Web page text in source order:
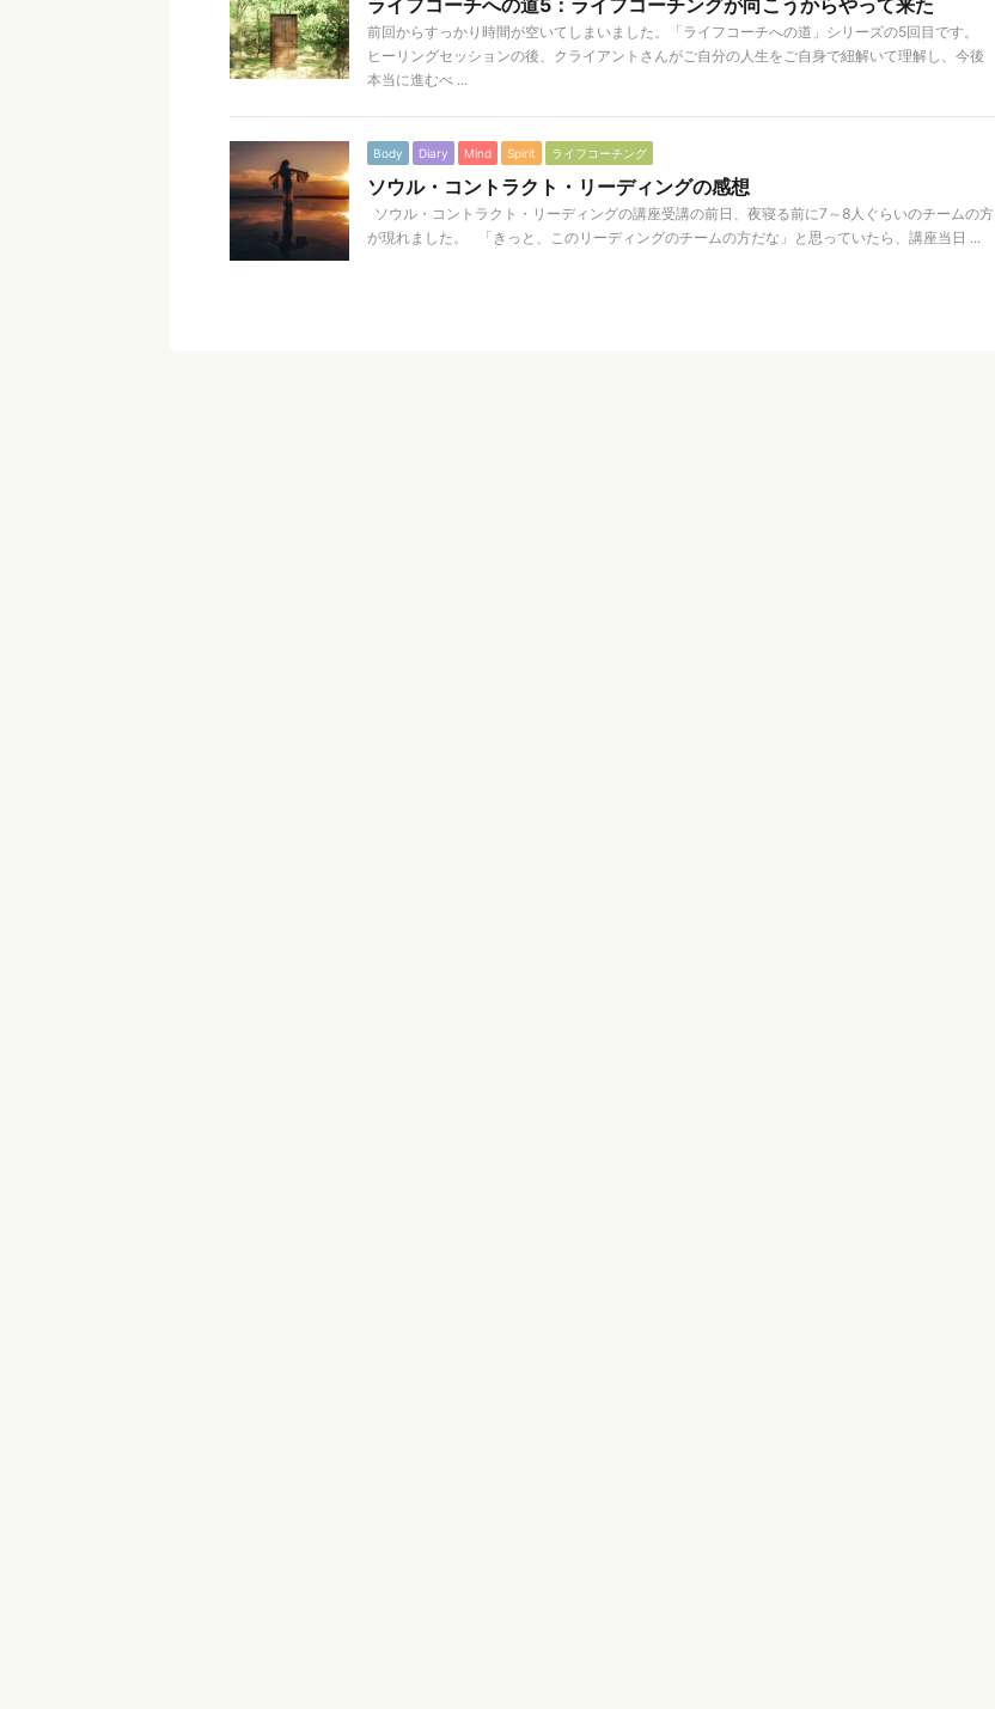
ライフコーチへの道5：ライフコーチングが向こうからやって来た
前回からすっかり時間が空いてしまいました。「ライフコーチへの道」シリーズの5回目です。
ヒーリングセッションの後、クライアントさんがご自分の人生をご自身で紐解いて理解し、今後
本当に進むべ ...
Body Diary Mind Spirit ライフコーチング
ソウル・コントラクト・リーディングの感想
ソウル・コントラクト・リーディングの講座受講の前日、夜寝る前に7～8人ぐらいのチームの方
が現れました。 「きっと、このリーディングのチームの方だな」と思っていたら、講座当日 ...